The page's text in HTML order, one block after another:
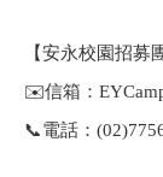
【安永校園招募
✉️信箱：
📞電話：